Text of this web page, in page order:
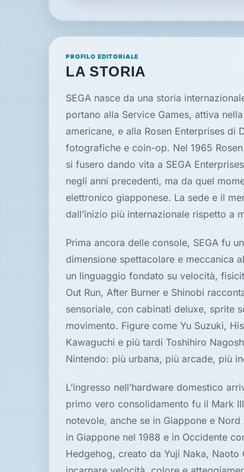
Recensioni
News
Classici
giocabili
Emulatori
interpreti
Memories
Interviste
Hardware
piattaforme
Console
PROFILO EDITORIALE
LA STORIA
SEGA nasce da una storia
portano alla Service Games, attiva
americane, e alla Rosen Enterprises di
fotografiche e coin-op. Nel 1965
si fusero dando vita a SEGA
negli anni precedenti, ma da quel
elettronico giapponese. La sede e il
dall’inizio più internazionale rispetto a
Prima ancora delle console, SEGA fu
dimensione spettacolare e meccanica
un linguaggio fondato su velocità,
Out Run, After Burner e Shinobi
sensoriale, con cabinati deluxe, sprite
movimento. Figure come Yu Suzuki,
Kawaguchi e più tardi Toshihiro
Nintendo: più urbana, più arcade, più
L’ingresso nell’hardware domestico
primo vero consolidamento fu il Mark
notevole, anche se in Giappone e
in Giappone nel 1988 e in Occidente
Hedgehog, creato da Yuji Naka, Naoto